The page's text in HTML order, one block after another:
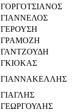
ΓΟΡΓΟΤΣΙΑΝΟΣ
ΓΙΑΝΝΕΛΟΣ
ΓΕΡΟΥΣΗ
ΓΡΑΜΟΖΗ
ΓΑΝΤΖΟΥΔΗ
ΓΚΙΟΚΑΣ
ΓΙΑΝΝΑΚΕΛΛΗΣ
ΓΙΑΓΛΗΣ
ΓΕΩΡΓΟΥΛΗΣ